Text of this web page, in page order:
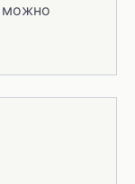
можно